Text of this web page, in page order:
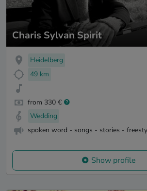
Charis Sylvan Spirit
Heidelberg
49 km
from 330 €
Wedding
spoken word - songs - stories -
Show profile